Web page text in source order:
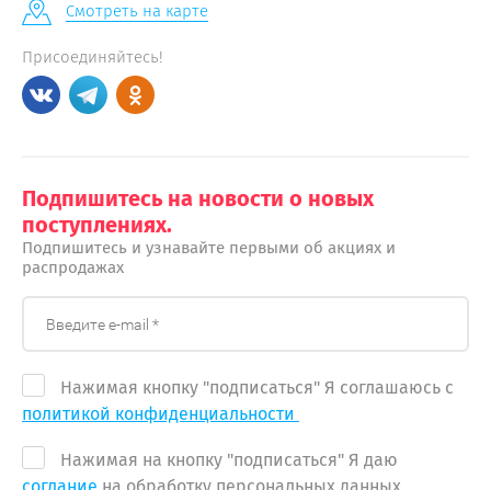
Смотреть на карте
Присоединяйтесь!
Подпишитесь на новости о новых
поступлениях.
Подпишитесь и узнавайте первыми об акциях и
распродажах
Нажимая кнопку "подписаться" Я соглашаюсь с
политикой конфиденциальности
Нажимая на кнопку "подписаться" Я даю